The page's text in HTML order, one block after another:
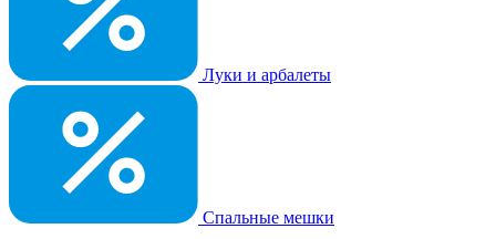
Луки и арбалеты
Спальные мешки